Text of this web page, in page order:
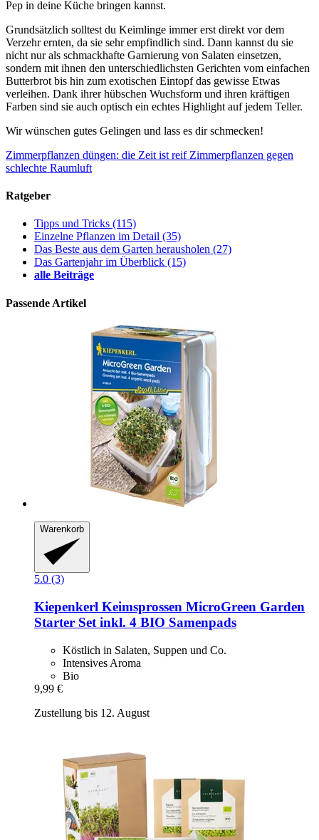
Pep in deine Küche bringen kannst.
Grundsätzlich solltest du Keimlinge immer erst direkt vor dem
Verzehr ernten, da sie sehr empfindlich sind. Dann kannst du sie
nicht nur als schmackhafte Garnierung von Salaten einsetzen,
sondern mit ihnen den unterschiedlichsten Gerichten vom einfachen
Butterbrot bis hin zum exotischen Eintopf das gewisse Etwas
verleihen. Dank ihrer hübschen Wuchsform und ihren kräftigen
Farben sind sie auch optisch ein echtes Highlight auf jedem Teller.
Wir wünschen gutes Gelingen und lass es dir schmecken!
Zimmerpflanzen düngen: die Zeit ist reif Zimmerpflanzen gegen
schlechte Raumluft
Ratgeber
Tipps und Tricks (115)
Einzelne Pflanzen im Detail (35)
Das Beste aus dem Garten herausholen (27)
Das Gartenjahr im Überblick (15)
alle Beiträge
Passende Artikel
Warenkorb
5.0 (3)
Kiepenkerl Keimsprossen MicroGreen Garden
Starter Set inkl. 4 BIO Samenpads
Köstlich in Salaten, Suppen und Co.
Intensives Aroma
Bio
9,99 €
Zustellung bis 12. August